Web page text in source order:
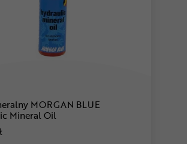
MORGAN BLUE
Mineral Oil